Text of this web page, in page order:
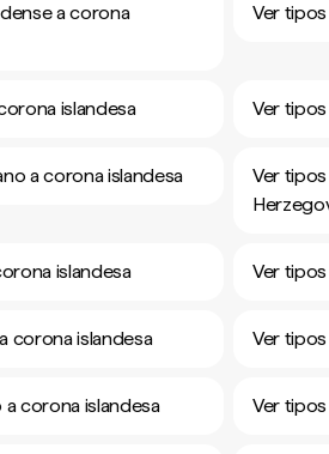
a corona
Ver
islandesa Ver
a corona islandesa
Ver
islandesa Ver
corona islandesa Ver
corona islandesa Ver